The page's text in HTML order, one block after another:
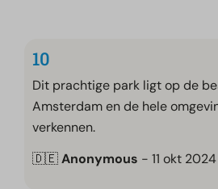
10
Dit prachtige park ligt op de
Amsterdam en de hele
verkennen.
🇩🇪Anonymous - 11 okt 2024